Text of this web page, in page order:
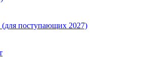
поступающих 2027)